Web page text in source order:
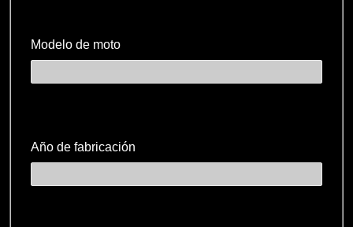
Modelo de moto
Año de fabricación